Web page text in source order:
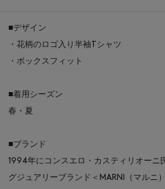
■デザイン
・花柄のロゴ入り半袖Tシャツ
・ボックスフィット
■着用シーズン
春・夏
■ブランド
1994年にコンスエロ・カスティリオーニ
グジュアリーブランド＜MARNI（マルニ）